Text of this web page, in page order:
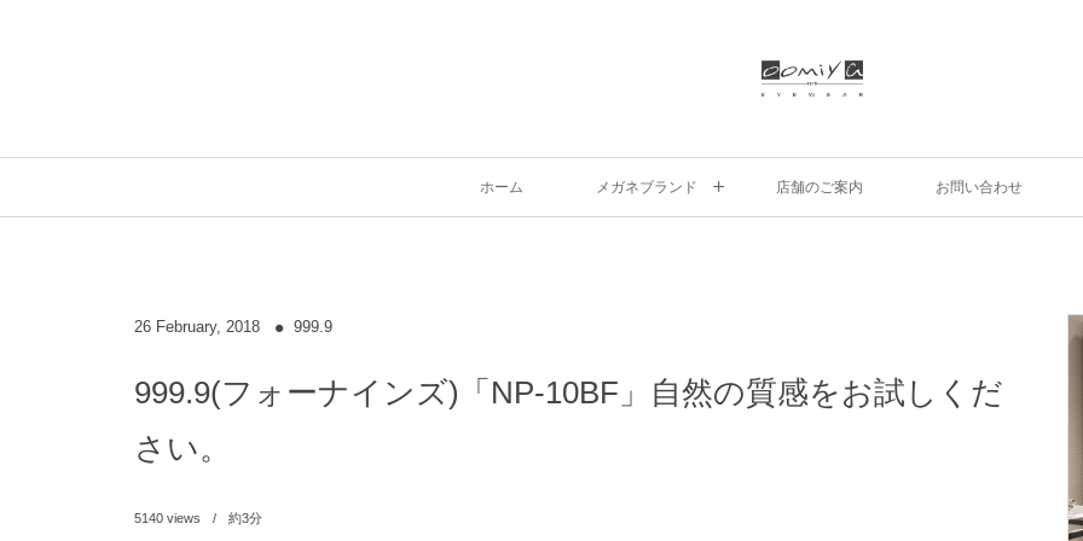
ホーム メガネブランド 店舗のご案内 お問い合わせ
26 February, 2018 999.9
999.9(フォーナインズ)「NP-10BF」自然の質感をお試しくだ
さい。
5140 views 約3分